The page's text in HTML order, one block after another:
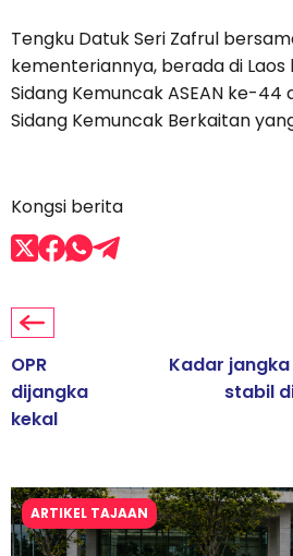
Tengku Datuk Seri Zafrul
kementeriannya, berada di
Sidang Kemuncak ASEAN ke-
Sidang Kemuncak Berkaitan
Kongsi berita
OPR
dijangka
kekal
Kadar
stabil
ARTIKEL TAJAAN